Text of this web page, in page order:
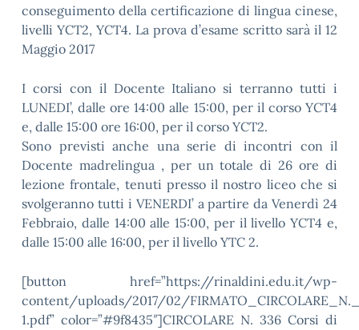
conseguimento della certificazione di lingua cinese,
livelli YCT2, YCT4. La prova d’esame scritto sarà il 12
Maggio 2017
I corsi con il Docente Italiano si terranno tutti i
LUNEDI’, dalle ore 14:00 alle 15:00, per il corso YCT4
e, dalle 15:00 ore 16:00, per il corso YCT2.
Sono previsti anche una serie di incontri con il
Docente madrelingua , per un totale di 26 ore di
lezione frontale, tenuti presso il nostro liceo che si
svolgeranno tutti i VENERDI’ a partire da Venerdì 24
Febbraio, dalle 14:00 alle 15:00, per il livello YCT4 e,
dalle 15:00 alle 16:00, per il livello YTC 2.
[button href=”https://rinaldini.edu.it/wp-
content/uploads/2017/02/
1.pdf” color=”#9f8435″]CIRCOLARE N. 336 Corsi di